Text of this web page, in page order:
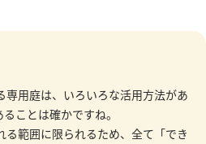
専用庭は、いろいろな活用方法があ
ことは確かですね。
る範囲に限られるため、全て「でき